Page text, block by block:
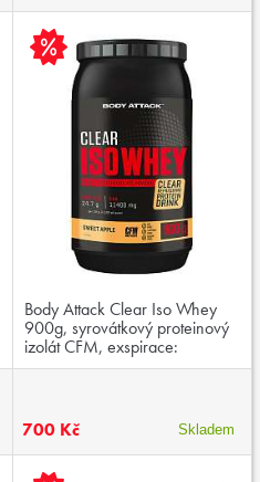
Body Attack Clear Iso Whey
900g, syrovátkový proteinový
izolát CFM, exspirace:
30.11.2025
700 Kč Skladem